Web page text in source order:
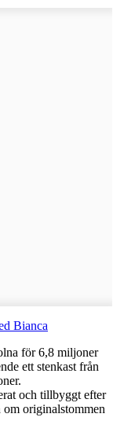
Bianca
för 6,8 miljoner
ett stenkast från
och tillbyggt efter
originalstommen